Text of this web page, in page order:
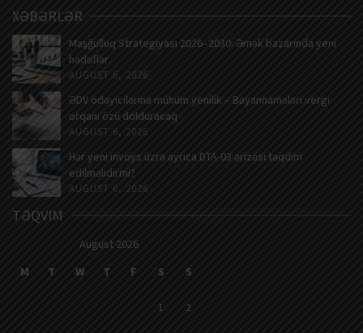
XƏBƏRLƏR
Məşğulluq Strategiyası 2026–2030: Əmək bazarında yeni
hədəflər
AUGUST 6, 2026
ƏDV ödəyicilərinə mühüm yenilik – Bəyannamələri vergi
orqanı özü dolduracaq
AUGUST 6, 2026
Hər yeni invoys üzrə ayrıca DTA-03 ərizəsi təqdim
edilməlidirmi?
AUGUST 6, 2026
TƏQVIM
August 2026
M
T W T F S S
1 2